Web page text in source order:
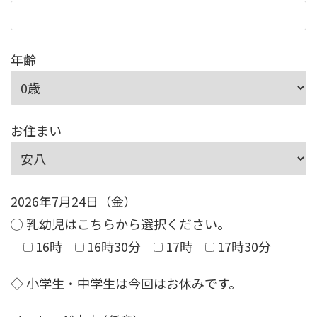
年齢
お住まい
2026年7月24日（金）
◯ 乳幼児はこちらから選択ください。
16時
16時30分 17時
17時30分
◇ 小学生・中学生は今回はお休みです。